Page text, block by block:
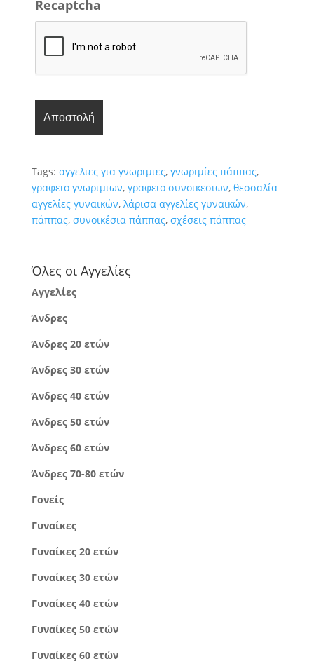
Recaptcha
Tags: αγγελιες για γνωριμιες, γνωριμίες πάππας,
γραφειο γνωριμιων, γραφειο συνοικεσιων, θεσσαλία
αγγελίες γυναικών, λάρισα αγγελίες γυναικών,
πάππας, συνοικέσια πάππας, σχέσεις πάππας
Όλες οι Αγγελίες
Αγγελίες
Άνδρες
Άνδρες 20 ετών
Άνδρες 30 ετών
Άνδρες 40 ετών
Άνδρες 50 ετών
Άνδρες 60 ετών
Άνδρες 70-80 ετών
Γονείς
Γυναίκες
Γυναίκες 20 ετών
Γυναίκες 30 ετών
Γυναίκες 40 ετών
Γυναίκες 50 ετών
Γυναίκες 60 ετών